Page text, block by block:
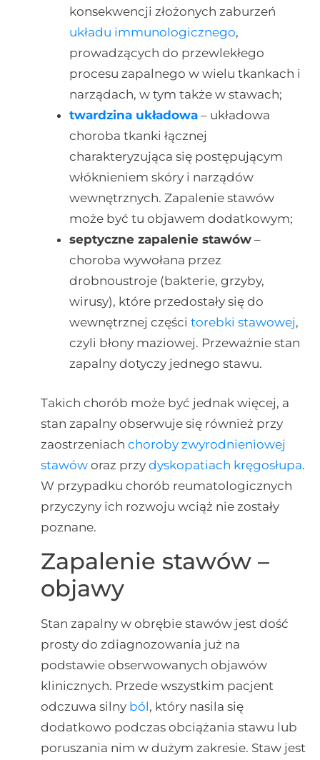
konsekwencji złożonych zaburzeń
układu immunologicznego,
prowadzących do przewlekłego
procesu zapalnego w wielu tkankach i
narządach, w tym także w stawach;
twardzina układowa– układowa
choroba tkanki łącznej
charakteryzująca się postępującym
włóknieniem skóry i narządów
wewnętrznych. Zapalenie stawów
może być tu objawem dodatkowym;
septyczne zapalenie stawów–
choroba wywołana przez
drobnoustroje (bakterie, grzyby,
wirusy), które przedostały się do
wewnętrznej części torebki stawowej,
czyli błony maziowej. Przeważnie stan
zapalny dotyczy jednego stawu.
Takich chorób może być jednak więcej, a
stan zapalny obserwuje się również przy
zaostrzeniach choroby zwyrodnieniowej
stawóworaz przy dyskopatiach kręgosłupa.
W przypadku chorób reumatologicznych
przyczyny ich rozwoju wciąż nie zostały
poznane.
Zapalenie stawów –
objawy
Stan zapalny w obrębie stawów jest dość
prosty do zdiagnozowania już na
podstawie obserwowanych objawów
klinicznych. Przede wszystkim pacjent
odczuwa silny ból, który nasila się
dodatkowo podczas obciążania stawu lub
poruszania nim w dużym zakresie. Staw jest